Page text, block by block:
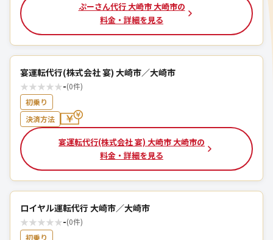
ぷーさん代行 大崎市 大崎市の
料金・詳細を見る
宴運転代行(株式会社 宴) 大崎市／大崎市
★★★★★-(0件)
初乗り
決済方法
宴運転代行(株式会社 宴) 大崎市 大崎市の
料金・詳細を見る
ロイヤル運転代行 大崎市／大崎市
★★★★★-(0件)
初乗り